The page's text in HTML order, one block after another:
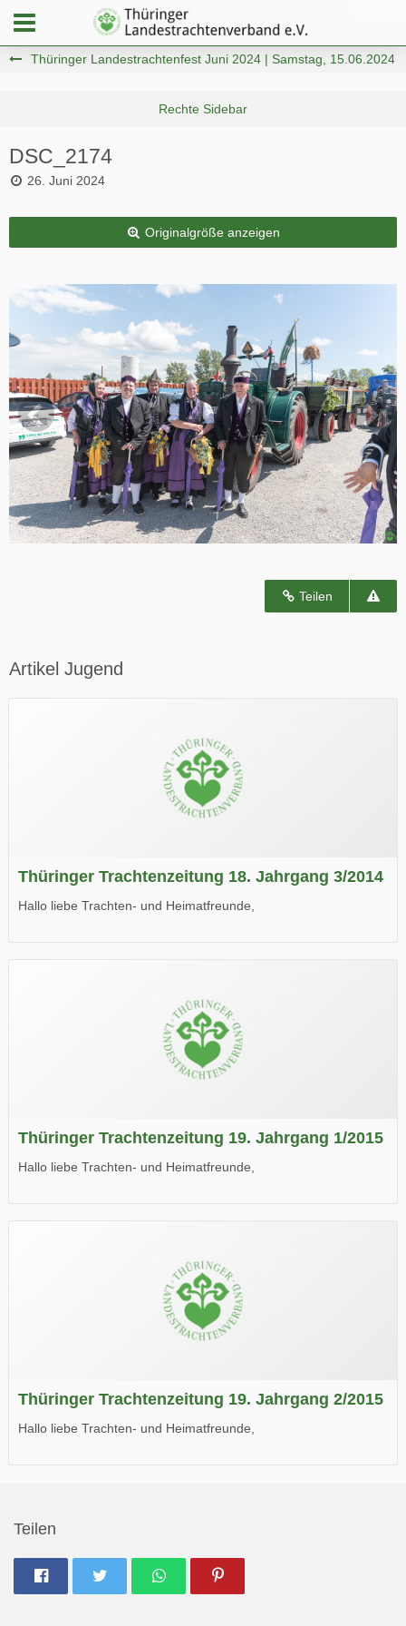
Thüringer Landestrachtenfest Juni 2024 | Samstag, 15.06.2024
DSC_2174
26. Juni 2024
Originalgröße anzeigen
Teilen
Artikel Jugend
Thüringer Trachtenzeitung 18. Jahrgang 3/2014
Hallo liebe Trachten- und Heimatfreunde,
Wir wünschen Euch viel Spaß beim Lesen.
Thüringer Trachtenzeitung 19. Jahrgang 1/2015
Hallo liebe Trachten- und Heimatfreunde,
Wir wünschen Euch viel Spaß beim Lesen.
Thüringer Trachtenzeitung 19. Jahrgang 2/2015
Hallo liebe Trachten- und Heimatfreunde,
Teilen